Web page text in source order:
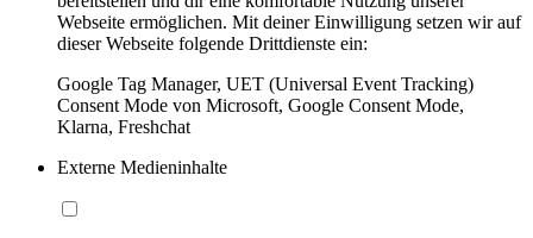
Webseite ermöglichen. Mit deiner Einwilligung setzen wir auf
dieser Webseite folgende Drittdienste ein:
Google Tag Manager, UET (Universal Event Tracking)
Consent Mode von Microsoft, Google Consent Mode,
Klarna, Freshchat
Externe Medieninhalte